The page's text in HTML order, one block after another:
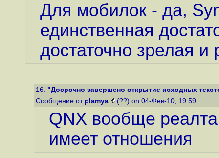
Для мобилок - да,
единственная
достаточно зрелая
16. "Досрочно завершено открытие исходных
Сообщение от plamya (??) on 04-Фев-10, 19:59
QNX вообще
имеет отношения